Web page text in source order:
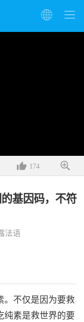
174
基因码，不符
法语
。不仅是因为要救
纯素是救世界的要